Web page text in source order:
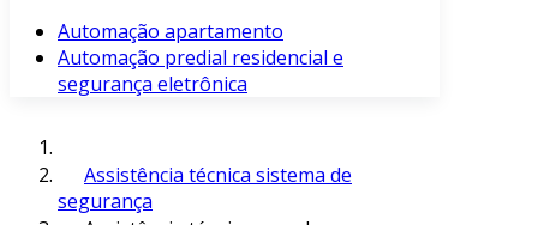
Automação apartamento
Automação predial residencial e
segurança eletrônica
Assistência técnica sistema de
segurança